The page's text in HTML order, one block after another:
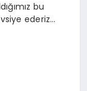
bu
ederiz…